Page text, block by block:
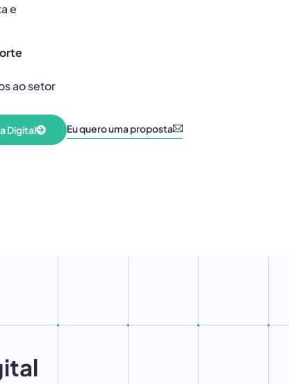
e
ao setor
Digital Eu quero uma proposta